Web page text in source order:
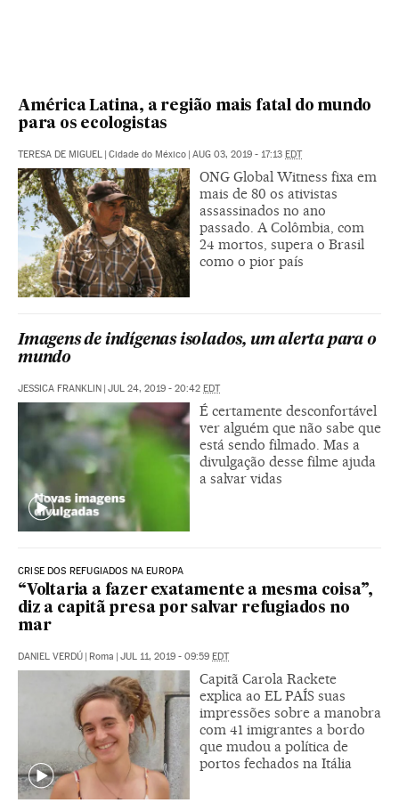
América Latina, a região mais fatal do mundo
para os ecologistas
TERESA DE MIGUEL | Cidade do México | AUG 03, 2019 - 17:13 EDT
ONG Global Witness fixa em
mais de 80 os ativistas
assassinados no ano
passado. A Colômbia, com
24 mortos, supera o Brasil
como o pior país
Imagens de indígenas isolados, um alerta para o
mundo
JESSICA FRANKLIN | JUL 24, 2019 - 20:42 EDT
É certamente desconfortável
ver alguém que não sabe que
está sendo filmado. Mas a
divulgação desse filme ajuda
a salvar vidas
CRISE DOS REFUGIADOS NA EUROPA
“Voltaria a fazer exatamente a mesma coisa”,
diz a capitã presa por salvar refugiados no
mar
DANIEL VERDÚ | Roma | JUL 11, 2019 - 09:59 EDT
Capitã Carola Rackete
explica ao EL PAÍS suas
impressões sobre a manobra
com 41 imigrantes a bordo
que mudou a política de
portos fechados na Itália